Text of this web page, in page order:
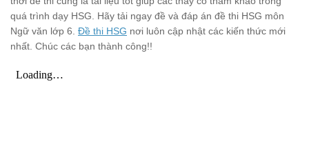
quá trình dạy HSG. Hãy tải ngay đề và đáp án đề thi HSG môn
Ngữ văn lớp 6. Đề thi HSG nơi luôn cập nhật các kiến thức mới
nhất. Chúc các bạn thành công!!